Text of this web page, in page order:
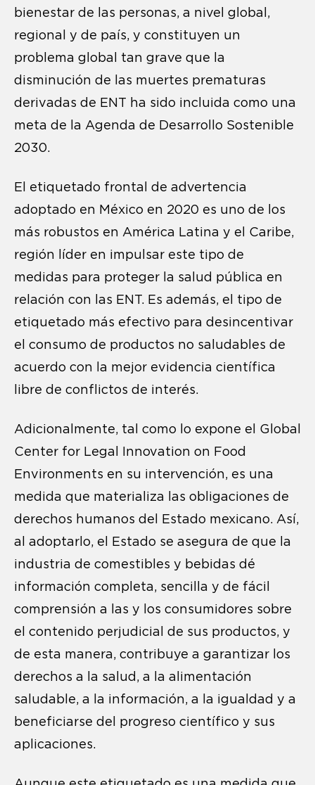
bienestar de las personas, a nivel global,
regional y de país, y constituyen un
problema global tan grave que la
disminución de las muertes prematuras
derivadas de ENT ha sido incluida como una
meta de la Agenda de Desarrollo Sostenible
2030.
El etiquetado frontal de advertencia
adoptado en México en 2020 es uno de los
más robustos en América Latina y el Caribe,
región líder en impulsar este tipo de
medidas para proteger la salud pública en
relación con las ENT. Es además, el tipo de
etiquetado más efectivo para desincentivar
el consumo de productos no saludables de
acuerdo con la mejor evidencia científica
libre de conflictos de interés.
Adicionalmente, tal como lo expone el Global
Center for Legal Innovation on Food
Environments en su intervención, es una
medida que materializa las obligaciones de
derechos humanos del Estado mexicano. Así,
al adoptarlo, el Estado se asegura de que la
industria de comestibles y bebidas dé
información completa, sencilla y de fácil
comprensión a las y los consumidores sobre
el contenido perjudicial de sus productos, y
de esta manera, contribuye a garantizar los
derechos a la salud, a la alimentación
saludable, a la información, a la igualdad y a
beneficiarse del progreso científico y sus
aplicaciones.